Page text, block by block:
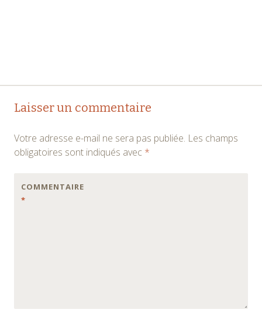
Navigation
articles
Laisser un commentaire
Votre adresse e-mail ne sera pas publiée. Les champs
obligatoires sont indiqués avec *
COMMENTAIRE
*